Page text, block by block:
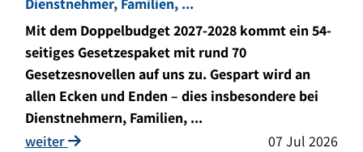
Mit dem Doppelbudget 2027-2028 kommt ein 54-
seitiges Gesetzespaket mit rund 70
Gesetzesnovellen auf uns zu. Gespart wird an
allen Ecken und Enden – dies insbesondere bei
Dienstnehmern, Familien, ...
weiter
07 Jul 2026